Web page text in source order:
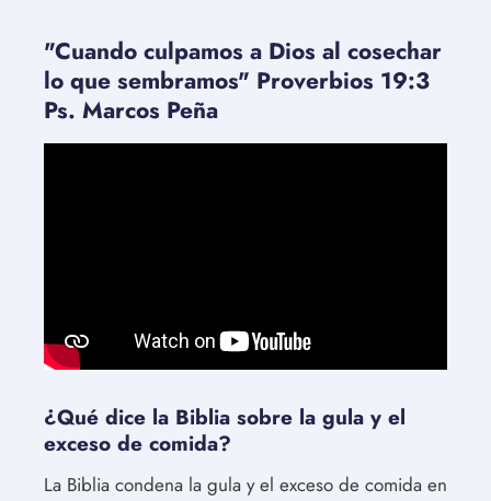
"Cuando culpamos a Dios al cosechar
lo que sembramos" Proverbios 19:3
Ps. Marcos Peña
¿Qué dice la Biblia sobre la gula y el
exceso de comida?
La Biblia condena la gula y el exceso de comida en